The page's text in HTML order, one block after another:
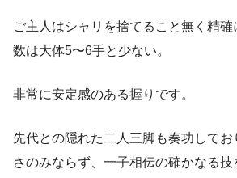
ご主人はシャリを捨てること無く精
数は大体5〜6手と少ない。
非常に安定感のある握りです。
先代との隠れた二人三脚も奏功して
さのみならず、一子相伝の確かなる